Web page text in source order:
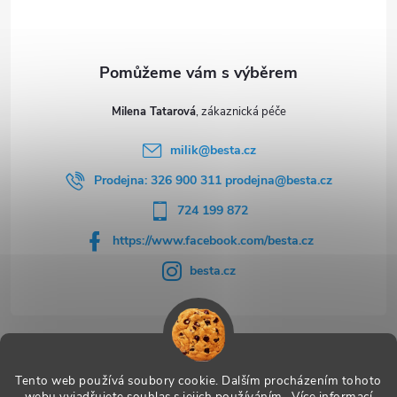
Tento web používá soubory cookie. Dalším procházením tohoto
Milena Tatarová
milik@besta.cz
Prodejna: 326 900 311 prodejna@besta.cz
724 199 872
https://www.facebook.com/besta.cz
besta.cz
Užitečné odkazy